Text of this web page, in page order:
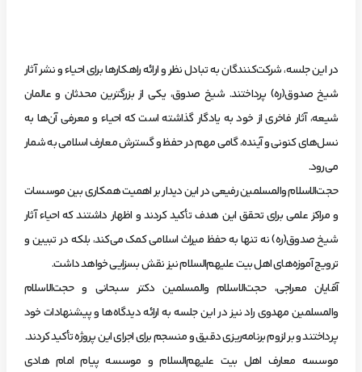
در این جلسه، شرکت‌کنندگان به تبادل نظر و ارائه راهکارها برای احیاء و نشر آثار
شیخ صدوق(ره) پرداختند. شیخ صدوق، یکی از بزرگترین محدثان و عالمان
شیعه، آثار فاخری از خود به یادگار گذاشته است که احیاء و معرفی آن‌ها به
نسل‌های کنونی و آینده، گامی مهم در حفظ و گسترش معارف اسلامی به شمار
می‌رود.
حجت‌الاسلام والمسلمین رفیعی در این دیدار بر اهمیت همکاری بین موسسات
و مراکز علمی برای تحقق این هدف تأکید کردند و اظهار داشتند که احیاء آثار
شیخ صدوق(ره) نه تنها به حفظ میراث اسلامی کمک می‌کند، بلکه در تبیین و
ترویج آموزه‌های اهل بیت علیهم‌السلام نیز نقش بسزایی خواهد داشت.
آقایان معراجی، حجت‌الاسلام والمسلمین دکتر سبحانی و حجت‌الاسلام
والمسلمین مهدوی راد نیز در این جلسه به ارائه دیدگاه‌ها و پیشنهادات خود
پرداختند و بر لزوم برنامه‌ریزی دقیق و منسجم برای اجرای این پروژه تأکید کردند.
موسسه معارف اهل بیت علیهم‌السلام و موسسه پیام امام هادی